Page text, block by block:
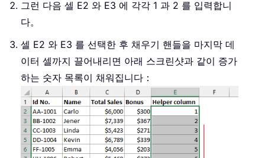
그런 다음 셀 E2 와 E3 에 각각 1 과 2 를 입력합니
다。
셀 E2 와 E3 를 선택한 후 채우기 핸들을 마지막 데
이터 셀까지 끌어내리면 아래 스크린샷과 같이 증가
하는 숫자 목록이 채워집니다：